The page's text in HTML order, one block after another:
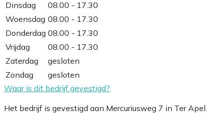
Dinsdag
08.00 - 17.30
Woensdag 08.00 - 17.30
Donderdag 08.00 - 17.30
Vrijdag
08.00 - 17.30
Zaterdag
gesloten
Zondag
gesloten
Waar is dit bedrijf gevestigd?
Het bedrijf is gevestigd aan Mercuriusweg 7 in Ter Apel.